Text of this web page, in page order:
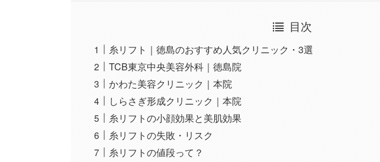
目次
糸リフト｜徳島のおすすめ人気クリニック・3選
TCB東京中央美容外科｜徳島院
かわた美容クリニック｜本院
しらさぎ形成クリニック｜本院
糸リフトの小顔効果と美肌効果
糸リフトの失敗・リスク
糸リフトの値段って？